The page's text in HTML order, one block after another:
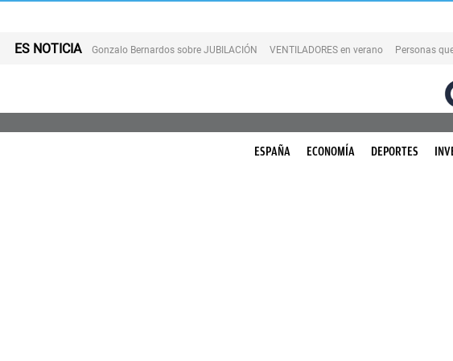
ES NOTICIA Gonzalo Bernardos sobre JUBILACIÓN VENTILADORES en verano Personas
ESPAÑA ECONOMÍA DEPORTES